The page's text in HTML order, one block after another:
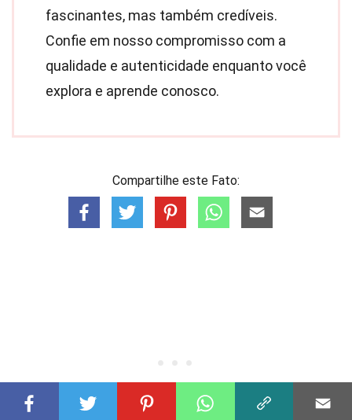
fascinantes, mas também credíveis.
Confie em nosso compromisso com a
qualidade e autenticidade enquanto você
explora e aprende conosco.
Compartilhe este Fato: